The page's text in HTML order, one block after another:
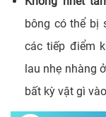
bông có thể bị
các tiếp điểm
lau nhẹ nhàng
bất kỳ vật gì